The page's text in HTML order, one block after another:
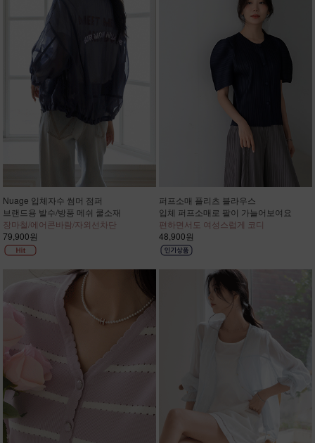
Nuage 입체자수 썸머 점퍼
브랜드용 발수/방풍 메쉬 쿨소재
장마철/에어콘바람/자외선차단
79,900원
퍼프소매 플리츠 블라우스
입체 퍼프소매로 팔이 가늘어보여요
편하면서도 여성스럽게 코디
48,900원